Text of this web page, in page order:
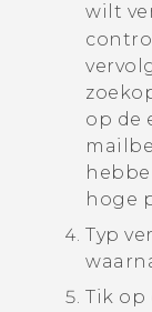
Aanmelden
wilt
op de
hoge
Typ
Tik op